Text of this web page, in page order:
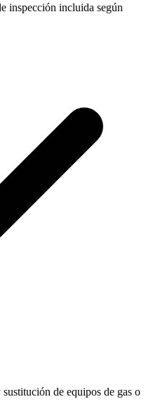
inspección incluida según
de equipos de gas o